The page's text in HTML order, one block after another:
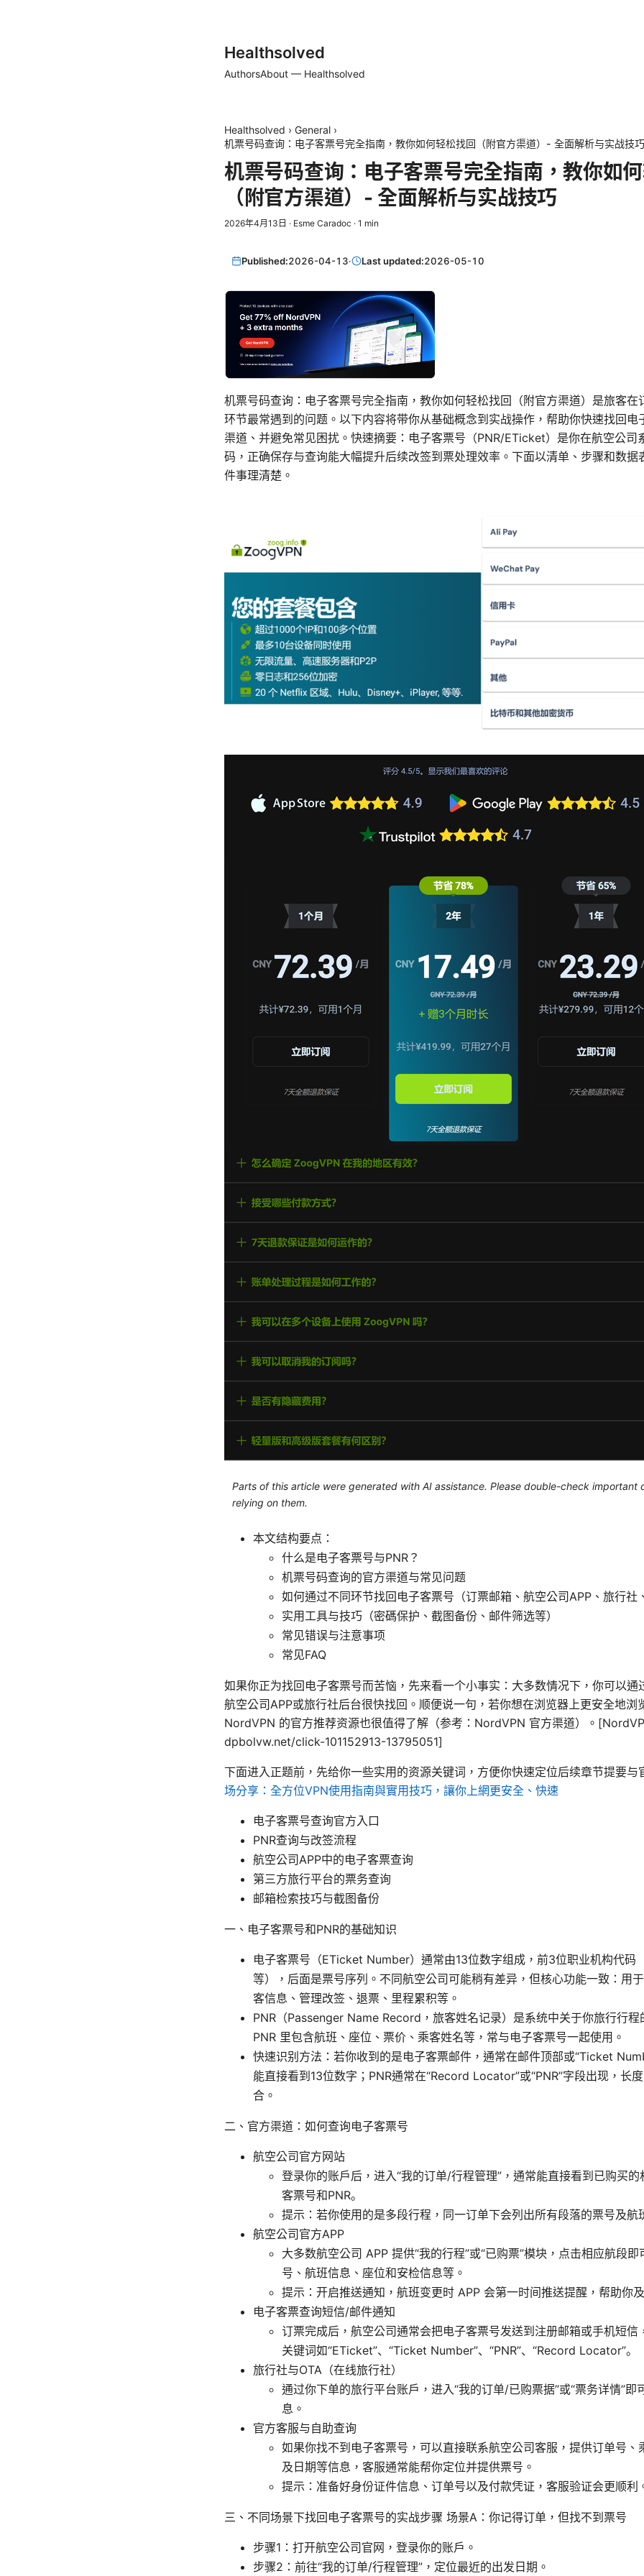
Healthsolved
AuthorsAbout — Healthsolved
Healthsolved › General ›
机票号码查询：电子客票号完全指南，教你如何轻松找回（附官方渠道）- 全面解析与实战技巧
机票号码查询：电子客票号完全指南，教你如
（附官方渠道）- 全面解析与实战技巧
2026年4月13日 · Esme Caradoc · 1 min
Published:2026-04-13· Last updated:2026-05-10
机票号码查询：电子客票号完全指南，教你如何轻松找回（附官方渠道）是旅客在
环节最常遇到的问题。以下内容将带你从基础概念到实战操作，帮助你快速找回电
渠道、并避免常见困扰。快速摘要：电子客票号（PNR/ETicket）是你在航空公司
码，正确保存与查询能大幅提升后续改签到票处理效率。下面以清单、步骤和数据
件事理清楚。
Parts of this article were generated with AI assistance. Please double-check important
relying on them.
本文结构要点：
什么是电子客票号与PNR？
机票号码查询的官方渠道与常见问题
如何通过不同环节找回电子客票号（订票邮箱、航空公司APP、旅行社
实用工具与技巧（密碼保护、截图备份、邮件筛选等）
常见错误与注意事项
常见FAQ
如果你正为找回电子客票号而苦恼，先来看一个小事实：大多数情况下，你可以通
航空公司APP或旅行社后台很快找回。顺便说一句，若你想在浏览器上更安全地浏
NordVPN 的官方推荐资源也很值得了解（参考：NordVPN 官方渠道）。
dpbolvw.net/click-101152913-13795051]
下面进入正题前，先给你一些实用的资源关键词，方便你快速定位后续章节提要与
场分享：全方位VPN使用指南與實用技巧，讓你上網更安全、快速
电子客票号查询官方入口
PNR查询与改签流程
航空公司APP中的电子客票查询
第三方旅行平台的票务查询
邮箱检索技巧与截图备份
一、电子客票号和PNR的基础知识
电子客票号（ETicket Number）通常由13位数字组成，前3位职业机构代码
等），后面是票号序列。不同航空公司可能稍有差异，但核心功能一致：用
客信息、管理改签、退票、里程累积等。
PNR（Passenger Name Record，旅客姓名记录）是系统中关于你旅行行程
PNR 里包含航班、座位、票价、乘客姓名等，常与电子客票号一起使用。
快速识别方法：若你收到的是电子客票邮件，通常在邮件顶部或“Ticket
能直接看到13位数字；PNR通常在“Record Locator”或“PNR”字段出现，长
合。
二、官方渠道：如何查询电子客票号
航空公司官方网站
登录你的账户后，进入“我的订单/行程管理”，通常能直接看到已购买
客票号和PNR。
提示：若你使用的是多段行程，同一订单下会列出所有段落的票号及航
航空公司官方APP
大多数航空公司 APP 提供“我的行程”或“已购票”模块，点击相应航段
号、航班信息、座位和安检信息等。
提示：开启推送通知，航班变更时 APP 会第一时间推送提醒，帮助你
电子客票查询短信/邮件通知
订票完成后，航空公司通常会把电子客票号发送到注册邮箱或手机短信
关键词如“ETicket”、“Ticket Number”、“PNR”、“Record Locator”。
旅行社与OTA（在线旅行社）
通过你下单的旅行平台账户，进入“我的订单/已购票据”或“票务详情”即
息。
官方客服与自助查询
如果你找不到电子客票号，可以直接联系航空公司客服，提供订单号、
及日期等信息，客服通常能帮你定位并提供票号。
提示：准备好身份证件信息、订单号以及付款凭证，客服验证会更顺利
三、不同场景下找回电子客票号的实战步骤 场景A：你记得订单，但找不到票号
步骤1：打开航空公司官网，登录你的账户。
步骤2：前往“我的订单/行程管理”，定位最近的出发日期。